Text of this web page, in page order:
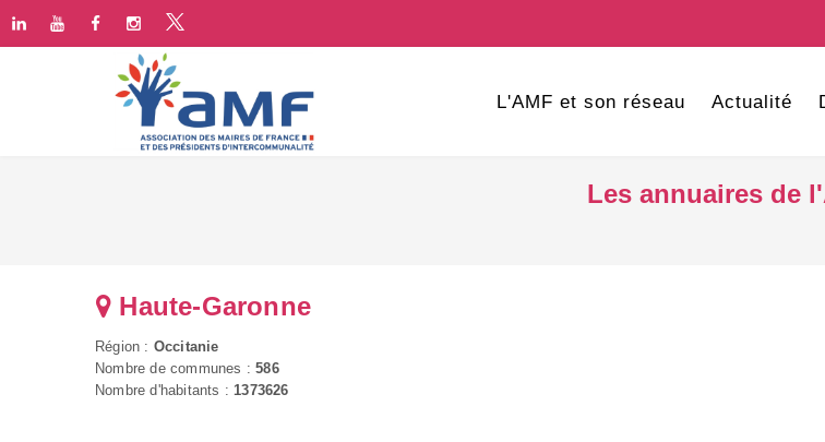
L'AMF et son réseau Actualité
Les annuaires de
Haute-Garonne
Région : Occitanie
Nombre de communes :586
Nombre d'habitants :1373626